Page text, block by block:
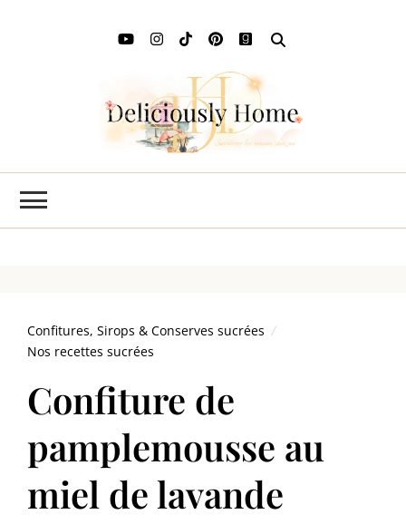
Confitures, Sirops & Conserves sucrées
Nos recettes sucrées
Confiture de
pamplemousse au
miel de lavande